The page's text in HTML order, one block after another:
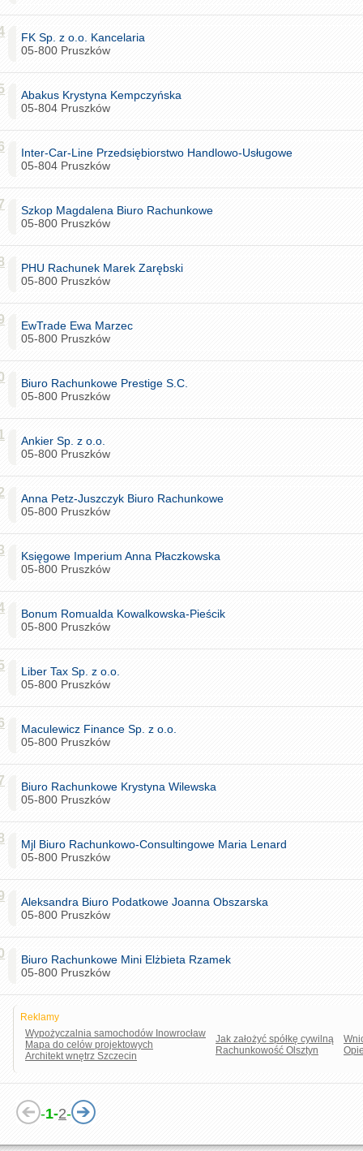
FK Sp. z o.o. Kancelaria
05-800 Pruszków
Abakus Krystyna Kempczyńska
05-804 Pruszków
Inter-Car-Line Przedsiębiorstwo Handlowo-Usługowe
05-804 Pruszków
Szkop Magdalena Biuro Rachunkowe
05-800 Pruszków
PHU Rachunek Marek Zarębski
05-800 Pruszków
EwTrade Ewa Marzec
05-800 Pruszków
Biuro Rachunkowe Prestige S.C.
05-800 Pruszków
Ankier Sp. z o.o.
05-800 Pruszków
Anna Petz-Juszczyk Biuro Rachunkowe
05-800 Pruszków
Księgowe Imperium Anna Płaczkowska
05-800 Pruszków
Bonum Romualda Kowalkowska-Pieścik
05-800 Pruszków
Liber Tax Sp. z o.o.
05-800 Pruszków
Maculewicz Finance Sp. z o.o.
05-800 Pruszków
Biuro Rachunkowe Krystyna Wilewska
05-800 Pruszków
Mjl Biuro Rachunkowo-Consultingowe Maria Lenard
05-800 Pruszków
Aleksandra Biuro Podatkowe Joanna Obszarska
05-800 Pruszków
Biuro Rachunkowe Mini Elżbieta Rzamek
05-800 Pruszków
Reklamy
Wypożyczalnia samochodów Inowrocław
Mapa do celów projektowych
Architekt wnętrz Szczecin
Jak założyć spółkę cywilną
Rachunkowość Olsztyn
-1-2-